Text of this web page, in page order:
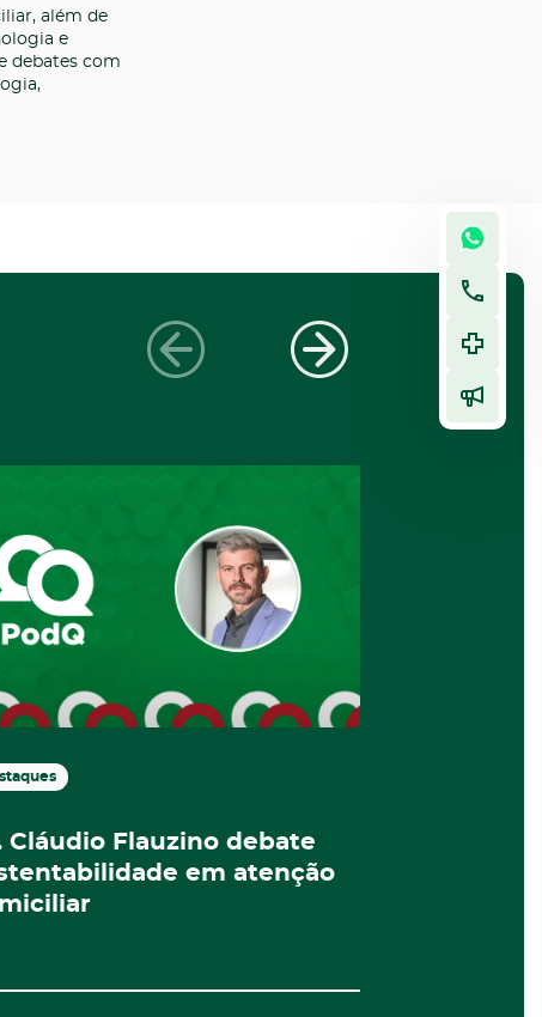
além de
e
debates com
Cláudio Flauzino debate
em atenção